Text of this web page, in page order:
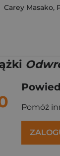
Carey Masako,
Pomóż